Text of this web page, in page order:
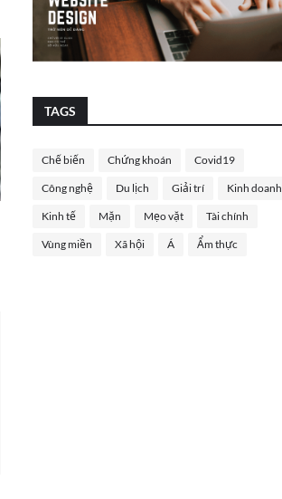
TAGS
Chế biến Chứng khoán Covid19
Công nghệ Du lịch Giải trí Kinh doanh
Kinh tế Mặn Mẹo vặt Tài chính
Vùng miền Xã hội Á Ẩm thực